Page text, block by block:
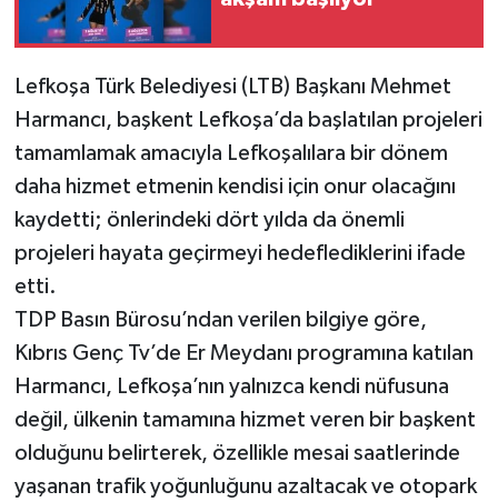
Lefkoşa Türk Belediyesi (LTB) Başkanı Mehmet
Harmancı, başkent Lefkoşa’da başlatılan projeleri
tamamlamak amacıyla Lefkoşalılara bir dönem
daha hizmet etmenin kendisi için onur olacağını
kaydetti; önlerindeki dört yılda da önemli
projeleri hayata geçirmeyi hedeflediklerini ifade
etti.
TDP Basın Bürosu’ndan verilen bilgiye göre,
Kıbrıs Genç Tv’de Er Meydanı programına katılan
Harmancı, Lefkoşa’nın yalnızca kendi nüfusuna
değil, ülkenin tamamına hizmet veren bir başkent
olduğunu belirterek, özellikle mesai saatlerinde
yaşanan trafik yoğunluğunu azaltacak ve otopark